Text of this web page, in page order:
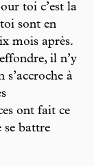
toi c’est la
sont en
mois après.
il n’y
à
ont fait ce
se battre